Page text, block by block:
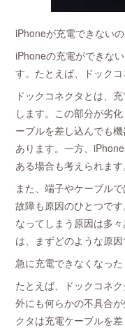
iPhoneが充電できない
iPhoneの充電ができな
す。たとえば、ドック
ドックコネクタとは、
します。この部分が劣
ーブルを差し込んでも
あります。一方、
ある場合も考えられます
また、端子やケーブル
故障も原因のひとつで
なってしまう原因は多
は、まずどのような原
急に充電できなくなっ
たとえば、ドックコネ
外にも何らかの不具合
クタは充電ケーブルを